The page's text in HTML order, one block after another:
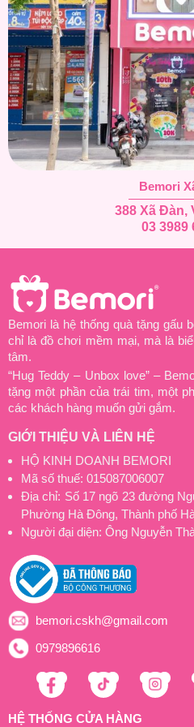
Bemori
388 Xã Đàn,
03 3989
Bemori là hệ thống quà tặng gấu
chỉ là đồ chơi mềm mại, mà là
tâm.
“Hug Teddy – Unbox love” –
tặng một phần của trái tim, một
các khách hàng muốn gửi gắm.
GIỚI THIỆU VÀ LIÊN HỆ
HỘ KINH DOANH BEMORI
Mã số thuế: 015087006007
Địa chỉ: Số 17 ngõ 23 đường
Phường Hà Đông, Thành phố
Người đại diện: Ông Nguyễn
bemori.cskh@gmail.com
0979896616
HỆ THỐNG CỬA HÀNG